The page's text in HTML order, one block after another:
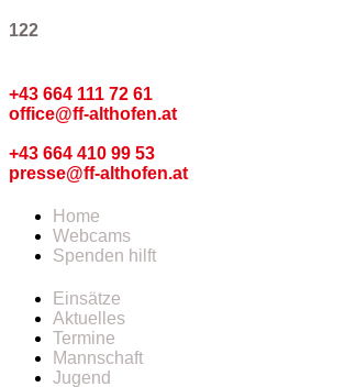
122
+43 664 111 72 61
office@ff-althofen.at
+43 664 410 99 53
presse@ff-althofen.at
Home
Webcams
Spenden hilft
Einsätze
Aktuelles
Termine
Mannschaft
Jugend